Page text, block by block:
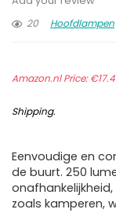
20
Hoofdlampen
Amazon.nl Price:€
Shipping.
Eenvoudige en
de buurt. 250
zoals kamperen,